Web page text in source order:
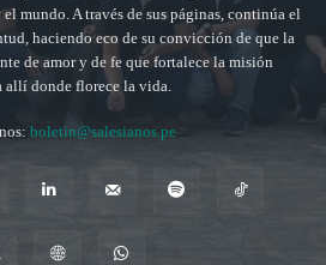
mundo. A través de sus páginas, continúa el
haciendo eco de su convicción de que la
de amor y de fe que fortalece la misión
allí donde florece la vida.
boletin@salesianos.pe